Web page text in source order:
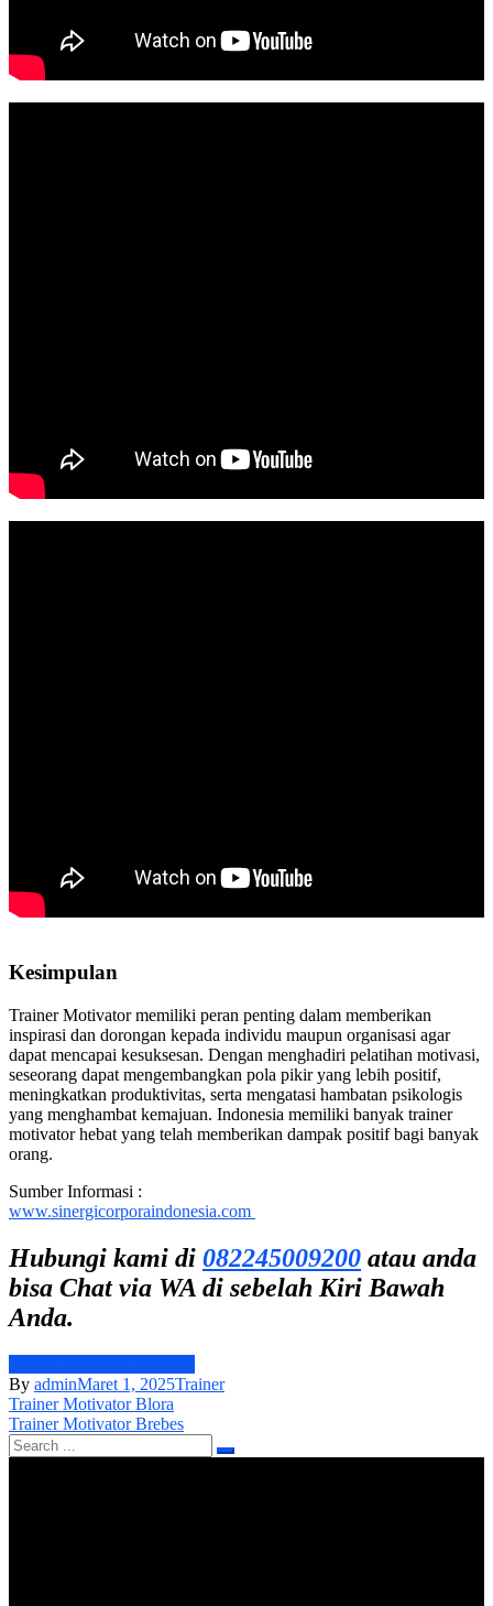
Kesimpulan
Trainer Motivator memiliki peran penting dalam memberikan
inspirasi dan dorongan kepada individu maupun organisasi agar
dapat mencapai kesuksesan. Dengan menghadiri pelatihan motivasi,
seseorang dapat mengembangkan pola pikir yang lebih positif,
meningkatkan produktivitas, serta mengatasi hambatan psikologis
yang menghambat kemajuan. Indonesia memiliki banyak trainer
motivator hebat yang telah memberikan dampak positif bagi banyak
orang.
Sumber Informasi :
www.sinergicorporaindonesia.com
Hubungi kami di 082245009200 atau anda
bisa Chat via WA di sebelah Kiri Bawah
Anda.
By adminMaret 1, 2025Trainer
Navigasi
pos
Trainer Motivator Blora
Trainer Motivator Brebes
Search
for: